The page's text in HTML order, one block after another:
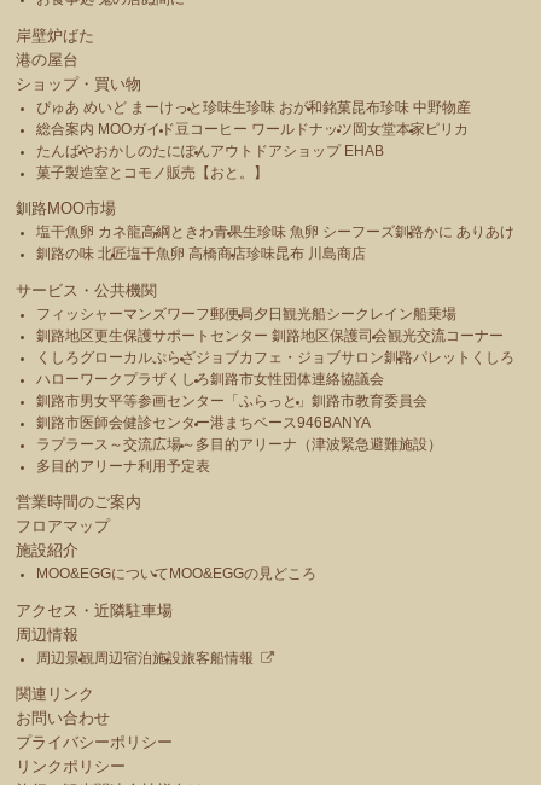
岸壁炉ばた
港の屋台
ショップ・買い物
ぴゅあ めいど まーけっと珍味生珍味 おが和銘菓昆布珍味 中野物産
総合案内 MOOガイド豆コーヒー ワールドナッツ 岡女堂本家 ピリカ
たんばやおかしのたにぽんアウトドアショップ EHAB
菓子製造室とコモノ販売【おと。】
釧路MOO市場
塩干魚卵 カネ龍高綱 ときわ青果生珍味 魚卵 シーフーズ釧路かに ありあけ
釧路の味 北匠塩干魚卵 高橋商店珍味昆布 川島商店
サービス・公共機関
フィッシャーマンズワーフ郵便局夕日観光船シークレイン船乗場
釧路地区更生保護サポートセンター 釧路地区保護司会観光交流コーナー
くしろグローカルぷらざジョブカフェ・ジョブサロン釧路パレットくしろ
ハローワークプラザくしろ釧路市女性団体連絡協議会
釧路市男女平等参画センター「ふらっと」釧路市教育委員会
釧路市医師会健診センター港まちベース946BANYA
ラプラース～交流広場～ 多目的アリーナ（津波緊急避難施設）
多目的アリーナ利用予定表
営業時間のご案内
フロアマップ
施設紹介
MOO&EGGについて MOO&EGGの見どころ
アクセス・近隣駐車場
周辺情報
周辺景観 周辺宿泊施設旅客船情報
関連リンク
お問い合わせ
プライバシーポリシー
リンクポリシー